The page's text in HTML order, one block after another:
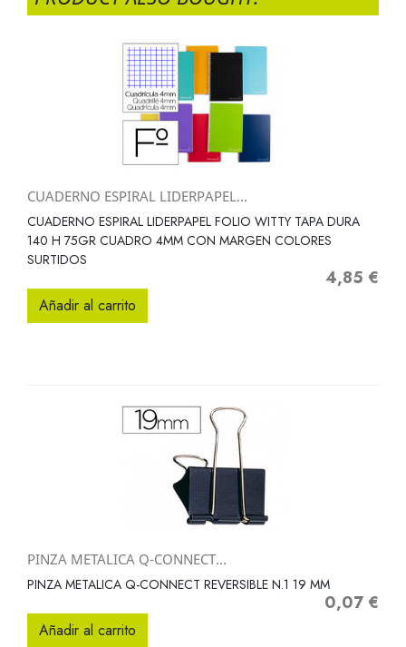
CUADERNO ESPIRAL LIDERPAPEL...
CUADERNO ESPIRAL LIDERPAPEL FOLIO WITTY TAPA DURA
140 H 75GR CUADRO 4MM CON MARGEN COLORES
SURTIDOS
Precio
4,85 €
Añadir al carrito
PINZA METALICA Q-CONNECT...
PINZA METALICA Q-CONNECT REVERSIBLE N.1 19 MM
Precio
0,07 €
Añadir al carrito